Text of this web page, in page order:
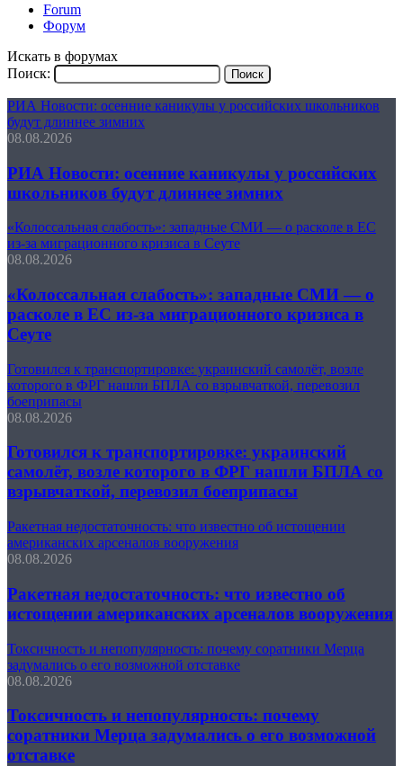
Forum
Форум
Искать в форумах
Поиск:
РИА Новости: осенние каникулы у российских школьников
будут длиннее зимних
08.08.2026
РИА Новости: осенние каникулы у российских
школьников будут длиннее зимних
«Колоссальная слабость»: западные СМИ — о расколе в ЕС
из-за миграционного кризиса в Сеуте
08.08.2026
«Колоссальная слабость»: западные СМИ — о
расколе в ЕС из-за миграционного кризиса в
Сеуте
Готовился к транспортировке: украинский самолёт, возле
которого в ФРГ нашли БПЛА со взрывчаткой, перевозил
боеприпасы
08.08.2026
Готовился к транспортировке: украинский
самолёт, возле которого в ФРГ нашли БПЛА со
взрывчаткой, перевозил боеприпасы
Ракетная недостаточность: что известно об истощении
американских арсеналов вооружения
08.08.2026
Ракетная недостаточность: что известно об
истощении американских арсеналов вооружения
Токсичность и непопулярность: почему соратники Мерца
задумались о его возможной отставке
08.08.2026
Токсичность и непопулярность: почему
соратники Мерца задумались о его возможной
отставке